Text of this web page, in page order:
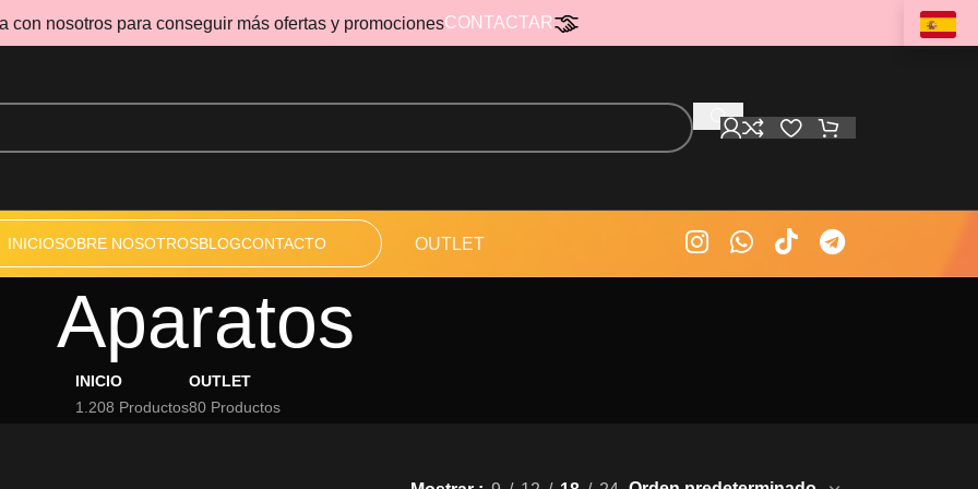
con nosotros para conseguir más ofertas y promocionesCONTACTAR
INICIOSOBRE NOSOTROSBLOGCONTACTO OUTLET
Aparatos
INICIO
1.208 Productos
OUTLET
80 Productos